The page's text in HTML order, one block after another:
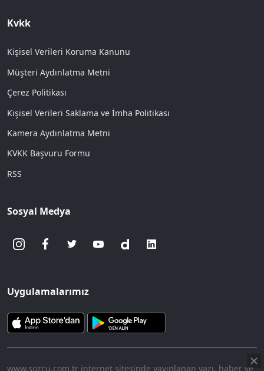
Kvkk
Kişisel Verileri Koruma Kanunu
Müşteri Aydınlatma Metni
Çerez Politikası
Kişisel Verileri Saklama ve İmha Politikası
Kamera Aydınlatma Metni
KVKK Başvuru Formu
RSS
Sosyal Medya
Uygulamalarımız
www.sozcu.com.tr internet sitesinde yayınlanan yazı, haber ve